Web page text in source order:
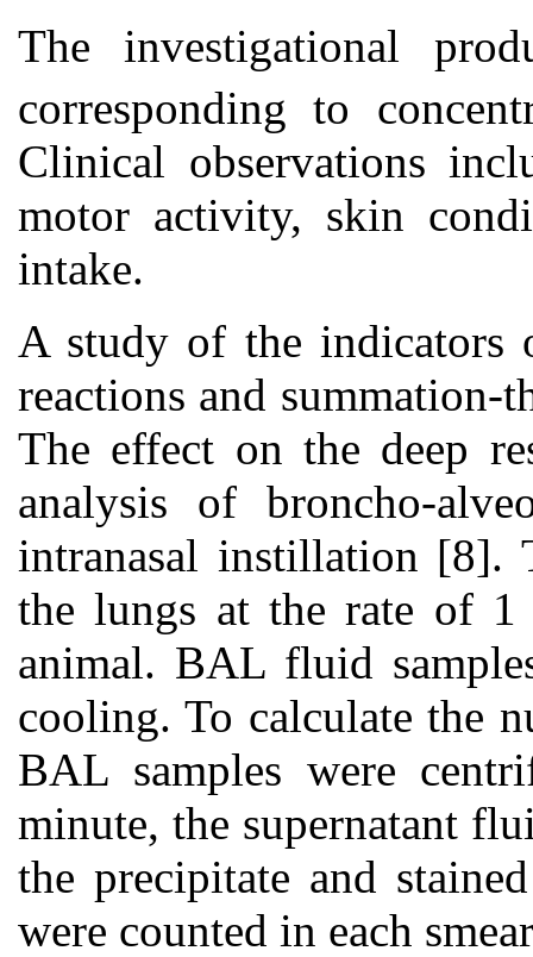
The investigational
corresponding to
Clinical observations
motor activity, skin
intake.
A study of the indicators
reactions and
The effect on the deep
analysis of broncho-
intranasal instillation [8].
the lungs at the rate of
animal. BAL fluid
cooling. To calculate the
BAL samples were
minute, the supernatant
the precipitate and
were counted in each